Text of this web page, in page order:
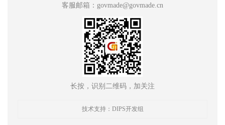
客服邮箱：govmade@govmade.cn
长按，识别二维码，加关注
技术支持：DIPS开发组